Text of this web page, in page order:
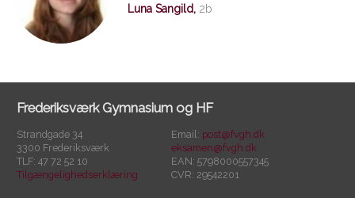
Luna Sangild, 2b
Frederiksværk Gymnasium og HF
Strandgade 34
3300 Frederiksværk
TLF: 47 72 52 10
Tilgængelighedserklæring
Email: post@fvgh.dk
eksamen@fvgh.dk
EAN: 5798000557345
CVR: 29542201